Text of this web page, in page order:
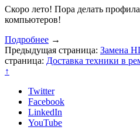
Скоро лето! Пора делать
компьютеров!
Подробнее →
Предыдущая страница: Замена
страница: Доставка техники в
↑
Twitter
Facebook
LinkedIn
YouTube